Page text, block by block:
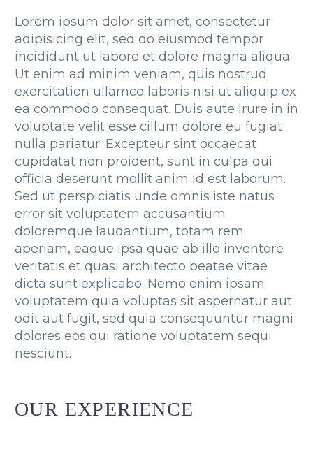
Lorem ipsum dolor sit amet, consectetur
adipisicing elit, sed do eiusmod tempor
incididunt ut labore et dolore magna aliqua.
Ut enim ad minim veniam, quis nostrud
exercitation ullamco laboris nisi ut aliquip ex
ea commodo consequat. Duis aute irure in in
voluptate velit esse cillum dolore eu fugiat
nulla pariatur. Excepteur sint occaecat
cupidatat non proident, sunt in culpa qui
officia deserunt mollit anim id est laborum.
Sed ut perspiciatis unde omnis iste natus
error sit voluptatem accusantium
doloremque laudantium, totam rem
aperiam, eaque ipsa quae ab illo inventore
veritatis et quasi architecto beatae vitae
dicta sunt explicabo. Nemo enim ipsam
voluptatem quia voluptas sit aspernatur aut
odit aut fugit, sed quia consequuntur magni
dolores eos qui ratione voluptatem sequi
nesciunt.
OUR EXPERIENCE